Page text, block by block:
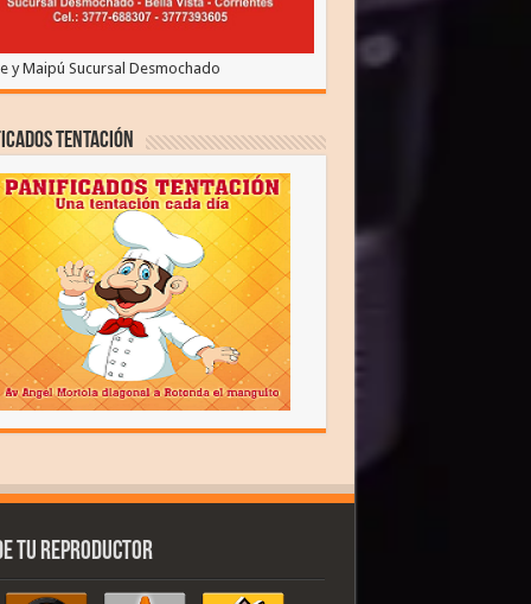
y Maipú Sucursal Desmochado
Tentación
tu reproductor